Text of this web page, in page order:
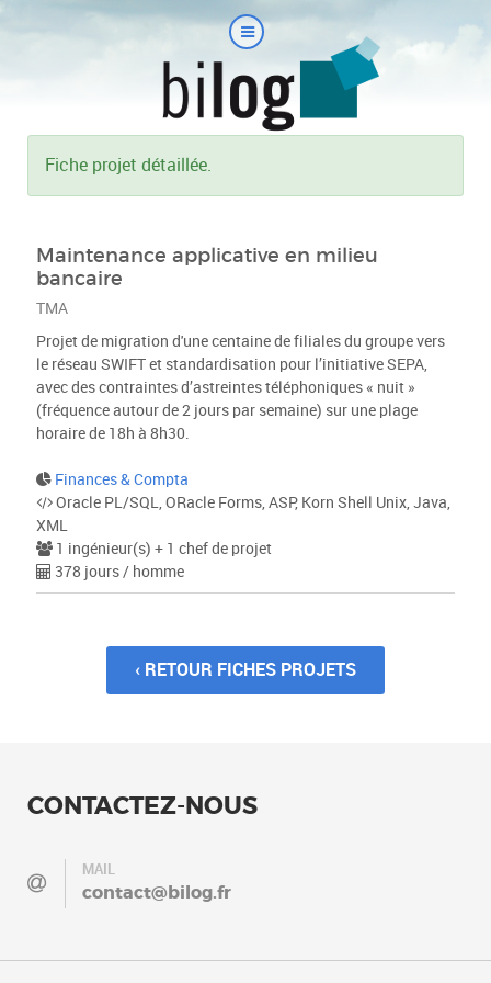
Fiche projet détaillée.
Maintenance applicative en milieu
bancaire
TMA
Projet de migration d'une centaine de filiales du groupe vers
le réseau SWIFT et standardisation pour l’initiative SEPA,
avec des contraintes d’astreintes téléphoniques « nuit »
(fréquence autour de 2 jours par semaine) sur une plage
horaire de 18h à 8h30.
Finances & Compta
Oracle PL/SQL, ORacle Forms, ASP, Korn Shell Unix, Java,
XML
1 ingénieur(s) + 1 chef de projet
378 jours / homme
‹ RETOUR FICHES PROJETS
CONTACTEZ-NOUS
MAIL
contact@bilog.fr